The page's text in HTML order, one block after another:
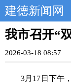
建德新闻网
我市召开“
2026-03-18 08:57
3月17日下午